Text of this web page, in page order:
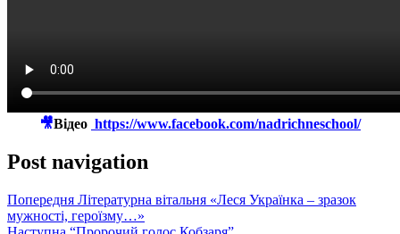
🎥Відео https://www.facebook.com/nadrichneschool/
Post navigation
Попередня Літературна вітальня «Леся Українка – зразок
мужності, героїзму…»